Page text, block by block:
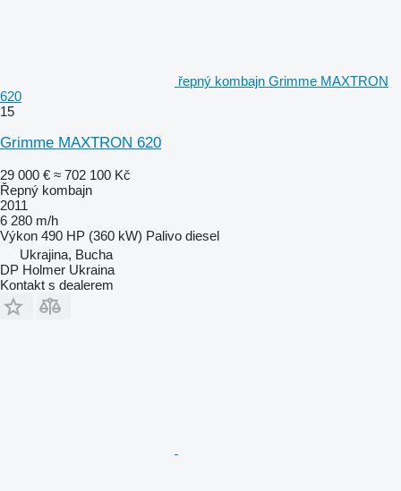
řepný kombajn Grimme MAXTRON
620
15
Grimme MAXTRON 620
29 000 € ≈ 702 100 Kč
Řepný kombajn
2011
6 280 m/h
Výkon 490 HP (360 kW) Palivo diesel
Ukrajina, Bucha
DP Holmer Ukraina
Kontakt s dealerem